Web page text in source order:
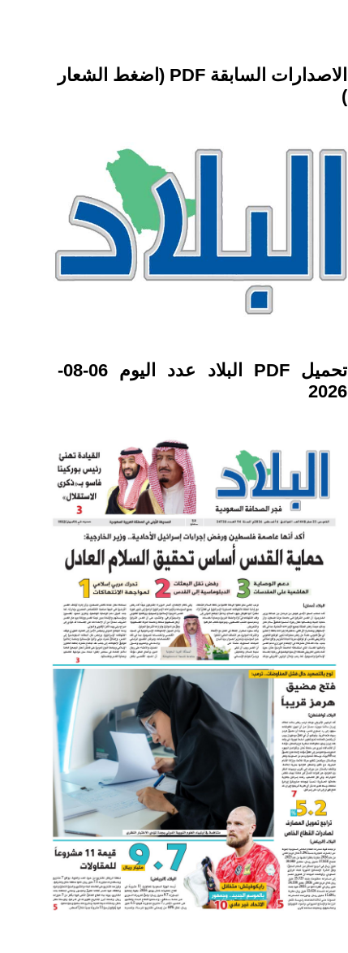
الاصدارات السابقة PDF (اضغط الشعار
)
تحميل PDF البلاد عدد اليوم 06-08-
2026